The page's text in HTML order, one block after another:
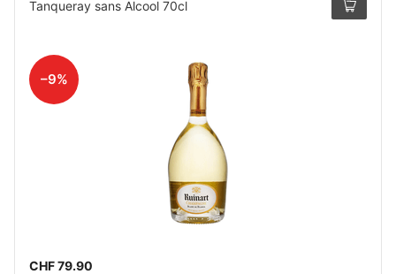
Tanqueray sans Alcool 70cl
–9%
CHF 79.90